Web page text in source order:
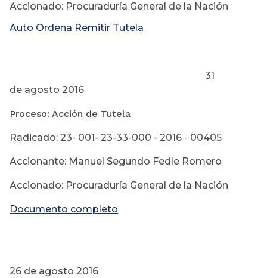
Accionado: Procuraduría General de la Nación
Auto Ordena Remitir Tutela
31
de agosto 2016
Proceso: Acción de Tutela
Radicado: 23- 001- 23-33-000 - 2016 - 00405
Accionante: Manuel Segundo Fedle Romero
Accionado: Procuraduría General de la Nación
Documento completo
26 de agosto 2016